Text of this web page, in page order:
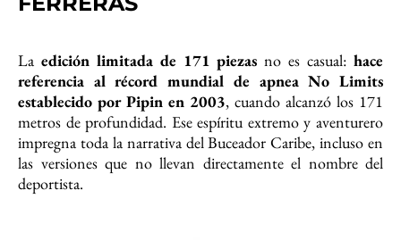
La edición limitada de 171 piezasno es casual:hace
referencia al récord mundial de apnea No Limits
establecido por Pipin en 2003, cuando alcanzó los 171
metros de profundidad. Ese espíritu extremo y aventurero
impregna toda la narrativa del Buceador Caribe, incluso en
las versiones que no llevan directamente el nombre del
deportista.